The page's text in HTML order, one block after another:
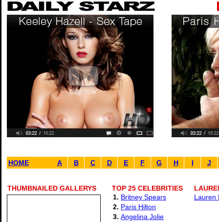
HOME A B C D E F G H I J
THUMBNAILED GALLERYS
TOP 25 CELEBRITIES
1. Britney Spears
2. Paris Hilton
3. Angelina Jolie
Lauren